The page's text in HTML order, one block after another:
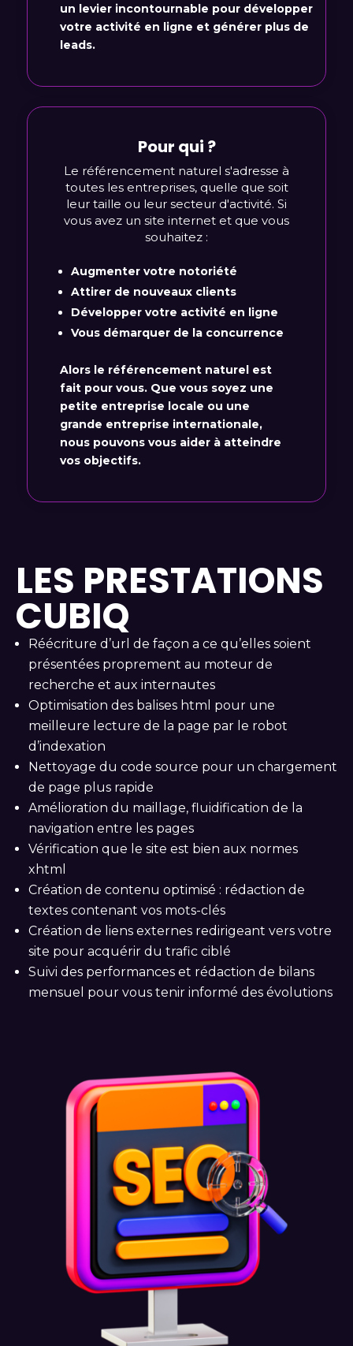
un levier incontournable pour développer
votre activité en ligne et générer plus de
leads.
Pour qui ?
Le référencement naturel s'adresse à
toutes les entreprises, quelle que soit
leur taille ou leur secteur d'activité. Si
vous avez un site internet et que vous
souhaitez :
Augmenter votre notoriété
Attirer de nouveaux clients
Développer votre activité en ligne
Vous démarquer de la concurrence
Alors le référencement naturel est
fait pour vous. Que vous soyez une
petite entreprise locale ou une
grande entreprise internationale,
nous pouvons vous aider à atteindre
vos objectifs.
LES PRESTATIONS
CUBIQ
Réécriture d’url de façon a ce qu’elles soient
présentées proprement au moteur de
recherche et aux internautes
Optimisation des balises html pour une
meilleure lecture de la page par le robot
d’indexation
Nettoyage du code source pour un chargement
de page plus rapide
Amélioration du maillage, fluidification de la
navigation entre les pages
Vérification que le site est bien aux normes
xhtml
Création de contenu optimisé : rédaction de
textes contenant vos mots-clés
Création de liens externes redirigeant vers votre
site pour acquérir du trafic ciblé
Suivi des performances et rédaction de bilans
mensuel pour vous tenir informé des évolutions